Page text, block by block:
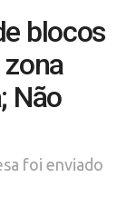
blocos
Não
foi enviado